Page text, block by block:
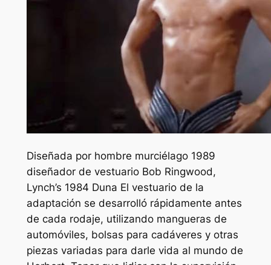
Diseñada por hombre murciélago 1989
diseñador de vestuario Bob Ringwood,
Lynch’s 1984 Duna El vestuario de la
adaptación se desarrolló rápidamente antes
de cada rodaje, utilizando mangueras de
automóviles, bolsas para cadáveres y otras
piezas variadas para darle vida al mundo de